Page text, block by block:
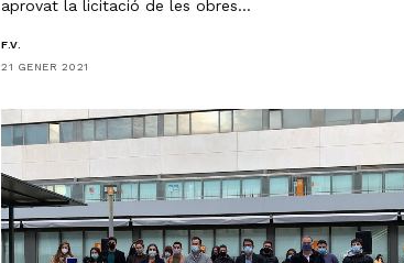
aprovat la licitació de les obres…
F.V.
21 GENER 2021